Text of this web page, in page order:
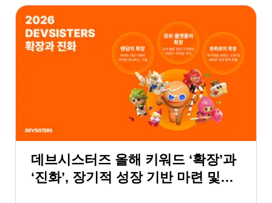
데브시스터즈 올해 키워드 ‘확장’과
‘진화’, 장기적 성장 기반 마련 및